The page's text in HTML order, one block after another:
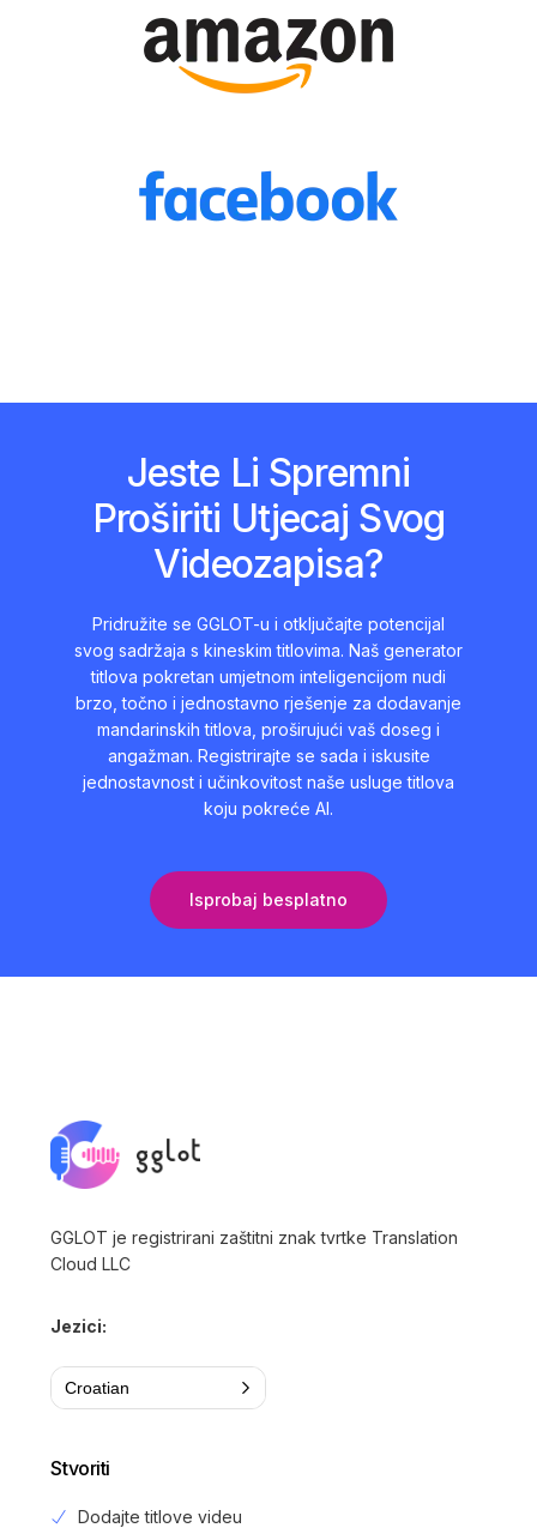
Jeste Li Spremni
Proširiti Utjecaj Svog
Videozapisa?
Pridružite se GGLOT-u i otključajte potencijal
svog sadržaja s kineskim titlovima. Naš generator
titlova pokretan umjetnom inteligencijom nudi
brzo, točno i jednostavno rješenje za dodavanje
mandarinskih titlova, proširujući vaš doseg i
angažman. Registrirajte se sada i iskusite
jednostavnost i učinkovitost naše usluge titlova
koju pokreće AI.
Isprobaj besplatno
GGLOT je registrirani zaštitni znak tvrtke Translation
Cloud LLC
Jezici:
Croatian
Stvoriti
Dodajte titlove videu